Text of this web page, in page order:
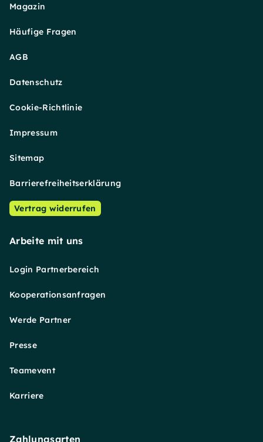
Magazin
Häufige Fragen
AGB
Datenschutz
Cookie-Richtlinie
Impressum
Sitemap
Barrierefreiheitserklärung
Vertrag widerrufen
Arbeite mit uns
Login Partnerbereich
Kooperationsanfragen
Werde Partner
Presse
Teamevent
Karriere
Zahlungsarten